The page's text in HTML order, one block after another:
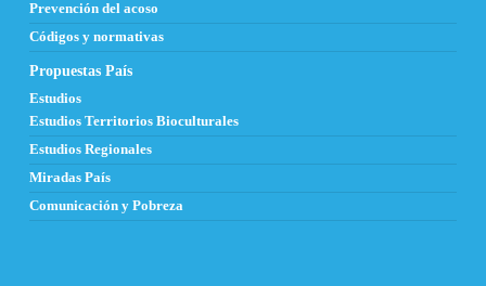
Prevención del acoso
Códigos y normativas
Propuestas País
Estudios
Estudios Territorios Bioculturales
Estudios Regionales
Miradas País
Comunicación y Pobreza